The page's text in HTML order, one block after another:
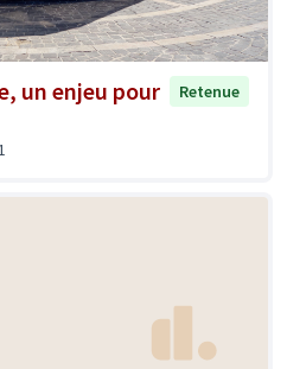
un enjeu pour
Retenue